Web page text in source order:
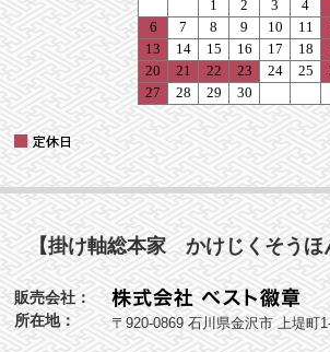
【掛け軸総本家 かけじくそうほ
販売会社：
所在地：
〒920-0869 石川県金沢市 上堤町